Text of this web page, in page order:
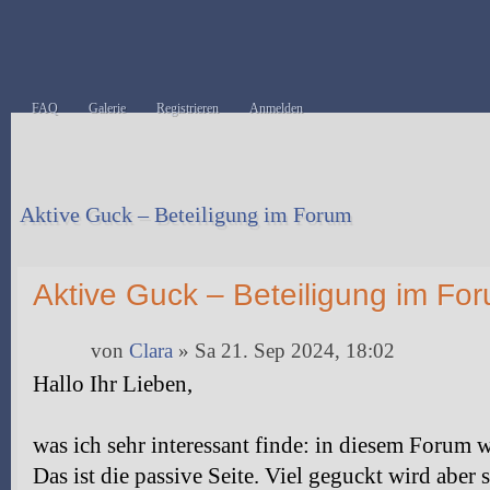
FAQ Galerie Registrieren Anmelden
Aktive Guck – Beteiligung im Forum
Aktive Guck – Beteiligung im
von Clara » Sa 21. Sep 2024, 18:02
Hallo Ihr Lieben,
was ich sehr interessant finde: in diesem Forum
Das ist die passive Seite. Viel geguckt wird aber